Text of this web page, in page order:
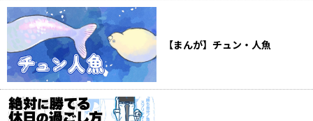
【まんが】チュン・人魚